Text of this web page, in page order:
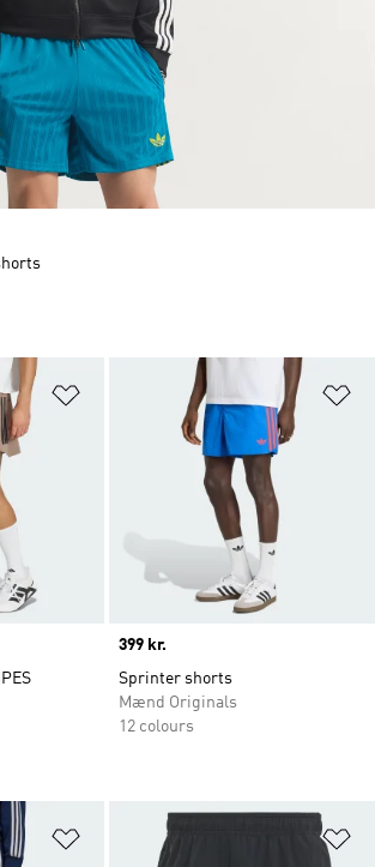
Føj til ønskeliste
Price
399 kr.
Sprinter shorts
Mænd Originals
12 colours
Føj til ønskeliste